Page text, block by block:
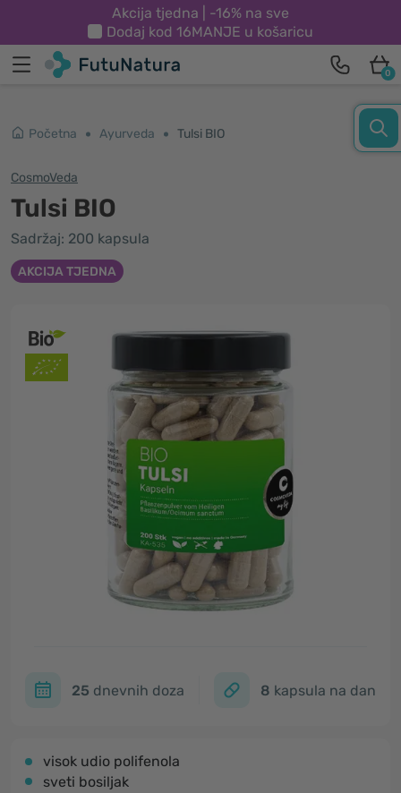
Akcija tjedna | -16% na sve
Dodaj kod 16MANJE u košaricu
0
Početna Ayurveda Tulsi BIO
CosmoVeda
Tulsi BIO
Sadržaj: 200 kapsula
AKCIJA TJEDNA
25 dnevnih doza 8 kapsula na dan
visok udio polifenola
sveti bosiljak